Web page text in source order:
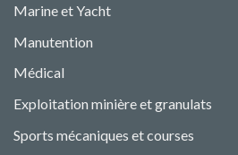
Marine et Yacht
Manutention
Médical
Exploitation minière et granulats
Sports mécaniques et courses